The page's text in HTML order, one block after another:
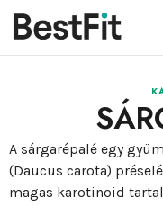
A sárgarépalé egy
(Daucus carota)
magas karotinoid